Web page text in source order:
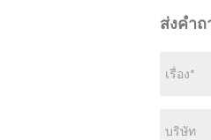
ส่งคำถ